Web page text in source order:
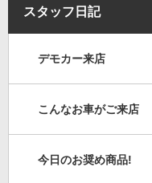
スタッフ日記
デモカー来店
こんなお車がご来店
今日のお奨め商品!